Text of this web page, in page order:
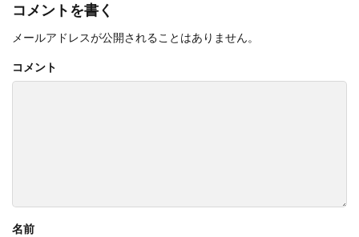
コメントを書く
メールアドレスが公開されることはありません。
コメント
名前